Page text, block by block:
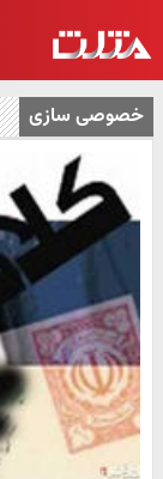
خصوصی سازی